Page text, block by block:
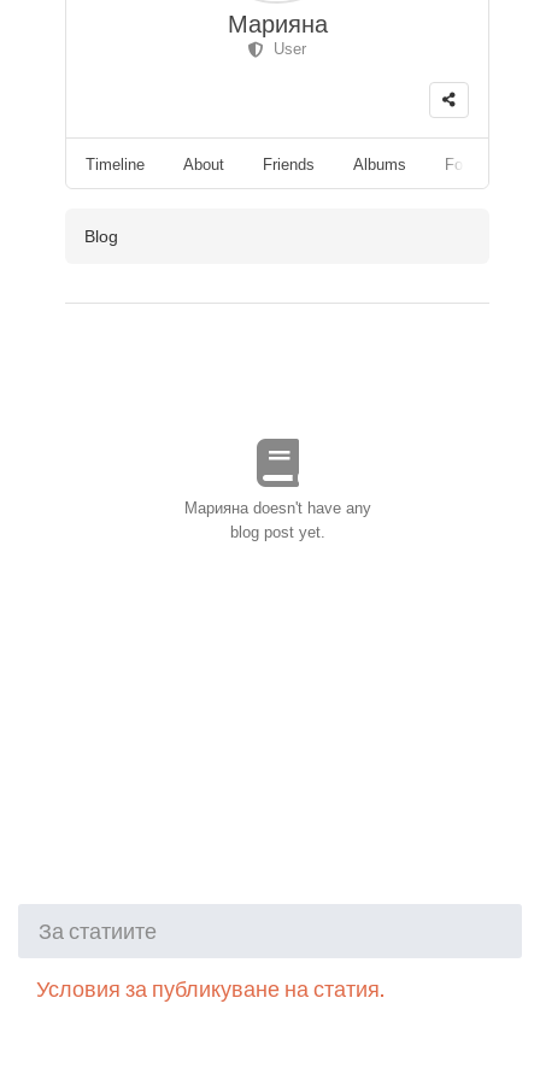
Марияна
User
Timeline About Friends Albums Followers
Blog
Марияна doesn't have any
blog post yet.
За статиите
Условия за публикуване на статия.